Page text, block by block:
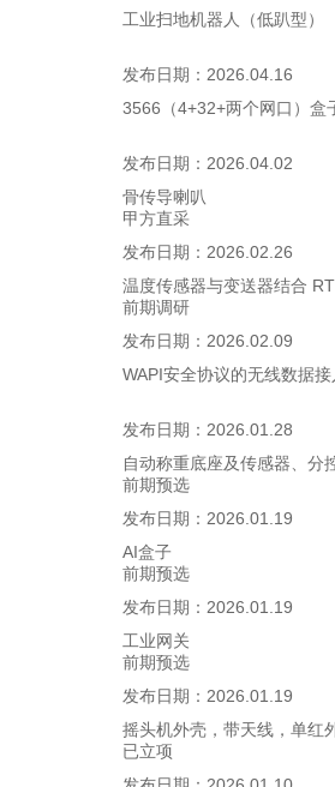
工业扫地机器人（低趴型）
发布日期： 2026.04.16
3566（4+32+两个网口）盒
发布日期： 2026.04.02
骨传导喇叭
甲方直采
发布日期： 2026.02.26
温度传感器与变送器结合
前期调研
发布日期： 2026.02.09
WAPI安全协议的无线数据接
发布日期： 2026.01.28
自动称重底座及传感器、分
前期预选
发布日期： 2026.01.19
AI盒子
前期预选
发布日期： 2026.01.19
工业网关
前期预选
发布日期： 2026.01.19
摇头机外壳，带天线，单红
已立项